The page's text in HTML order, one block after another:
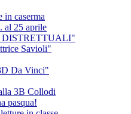
in caserma
al 25 aprile
DISTRETTUALI"
Savioli"
Da Vinci"
3B Collodi
pasqua!